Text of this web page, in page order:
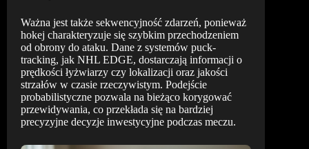
Ważna jest także sekwencyjność zdarzeń, ponieważ
hokej charakteryzuje się szybkim przechodzeniem
od obrony do ataku. Dane z systemów puck-
tracking, jak NHL EDGE, dostarczają informacji o
prędkości łyżwiarzy czy lokalizacji oraz jakości
strzałów w czasie rzeczywistym. Podejście
probabilistyczne pozwala na bieżąco korygować
przewidywania, co przekłada się na bardziej
precyzyjne decyzje inwestycyjne podczas meczu.